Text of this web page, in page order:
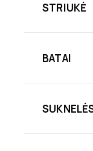
STRIUKĖ
BATAI